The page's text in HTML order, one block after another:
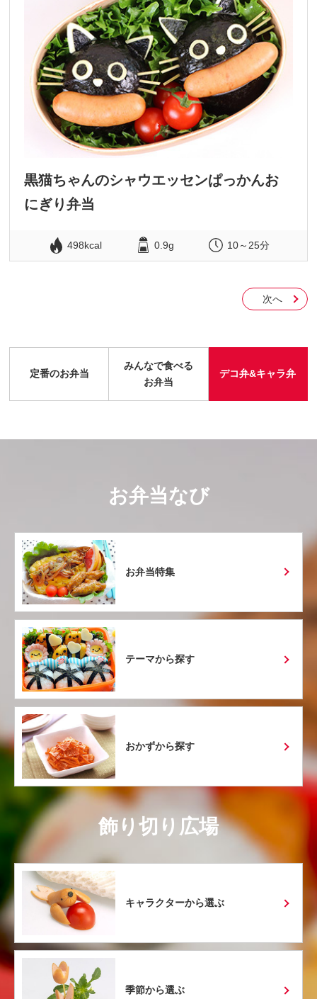
黒猫ちゃんのシャウエッセンぱっかんお
にぎり弁当
498kcal 0.9g 10～25分
次へ
定番のお弁当
みんなで食べる
お弁当
デコ弁&キャラ弁
お弁当なび
お弁当特集
テーマから探す
おかずから探す
飾り切り広場
キャラクターから選ぶ
季節から選ぶ